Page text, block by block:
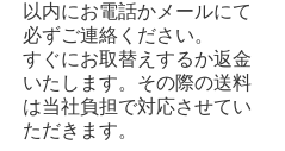
以内にお電話かメールにて
必ずご連絡ください。
すぐにお取替えするか返金
いたします。その際の送料
は当社負担で対応させてい
ただきます。